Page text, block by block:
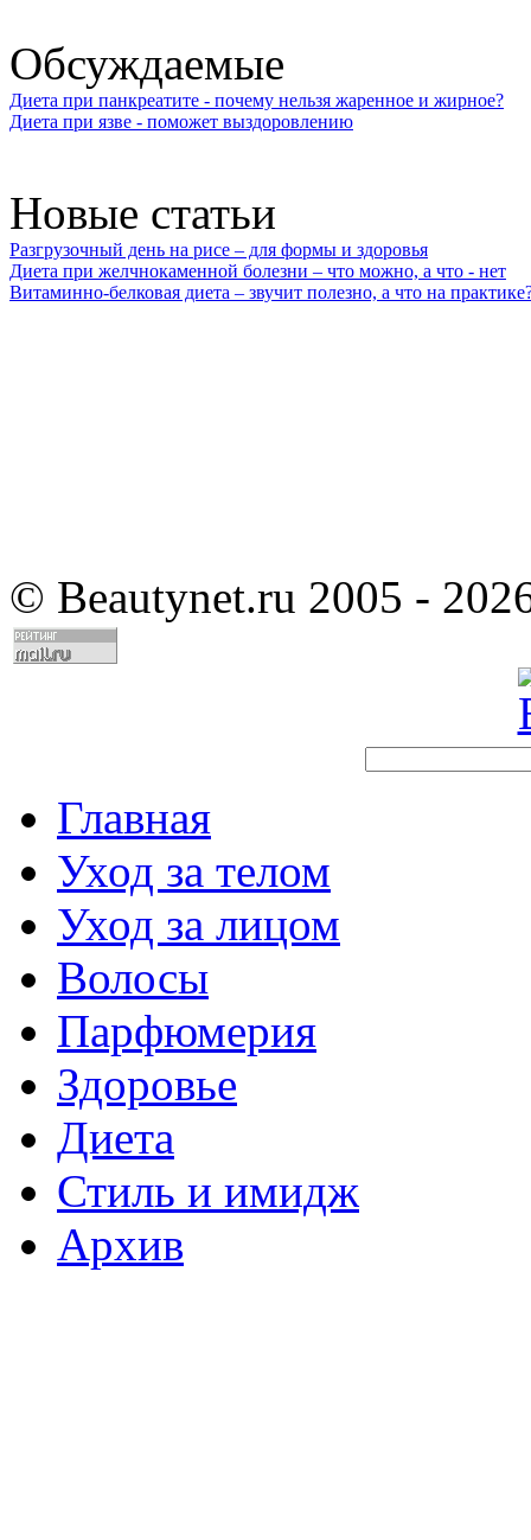
Обсуждаемые
Диета при панкреатите - почему нельзя жаренное и жирное?
Диета при язве - поможет выздоровлению
Новые статьи
Разгрузочный день на рисе – для формы и здоровья
Диета при желчнокаменной болезни – что можно, а что - нет
Витаминно-белковая диета – звучит полезно, а что на
© Beautynet.ru 2005 -
Главная
Уход за телом
Уход за лицом
Волосы
Парфюмерия
Здоровье
Диета
Стиль и имидж
Архив